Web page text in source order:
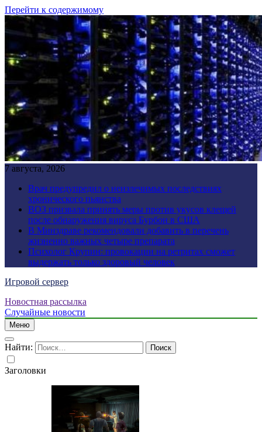
Перейти к содержимому
7 августа, 2026
Врач предупредил о неизлечимых последствиях
хронического пьянства
ВОЗ призвала принять меры против укусов клещей
после обнаружения вируса Бурбон в США
В Минздраве рекомендовали добавить в перечень
жизненно важных четыре препарата
Психолог Крупин: провокации на ретритах сможет
выдержать только здоровый человек
Игровой сервер
Новостная рассылка
Случайные новости
Меню
Найти:
Заголовки